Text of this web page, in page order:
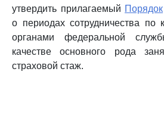
утвердить прилагаемый Порядок
о периодах сотрудничества по
органами федеральной
качестве основного рода
страховой стаж.